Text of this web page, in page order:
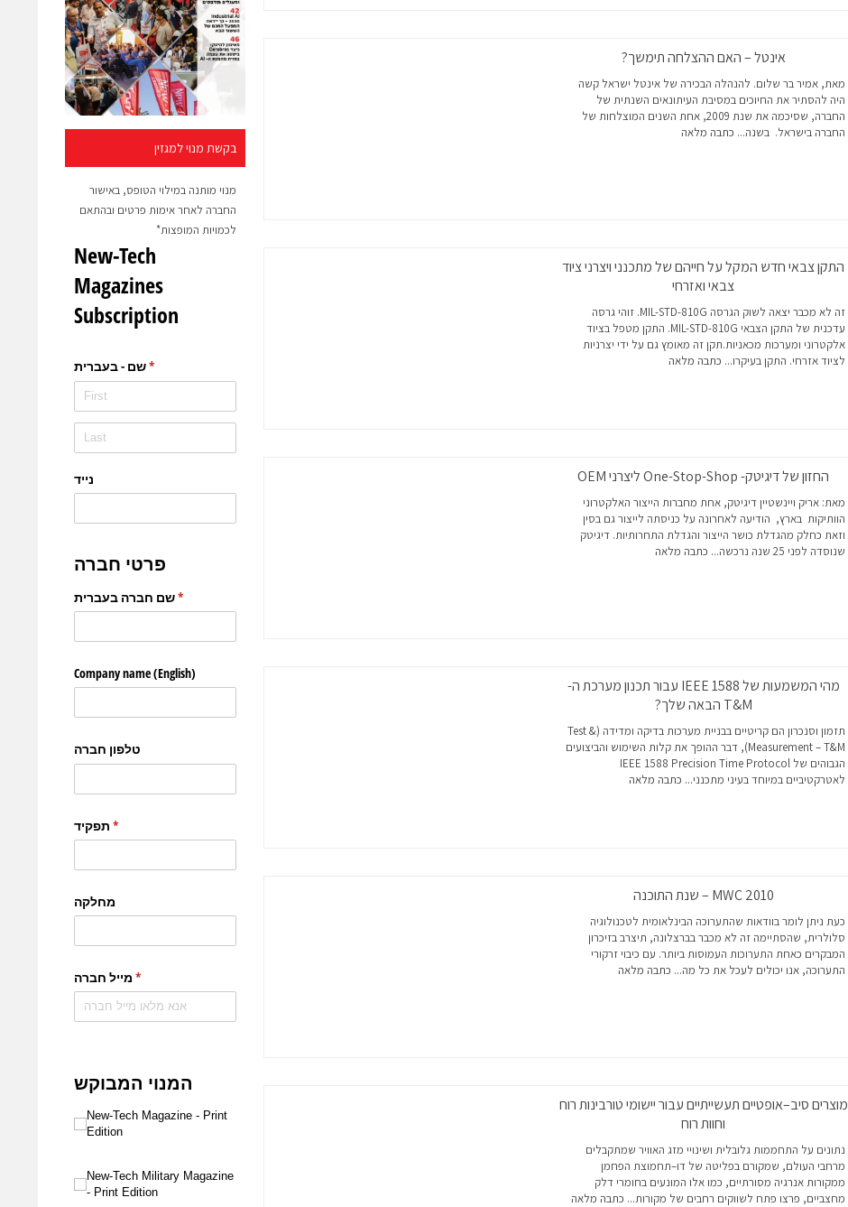
בקשת מנוי למגזין
מנוי מותנה במילוי הטופס, באישור
החברה לאחר אימות פרטים ובהתאם
לכמויות המופצות*
אינטל – האם ההצלחה תימשך?
מאת, אמיר בר שלום. להנהלה הבכירה של אינטל ישראל קשה
היה להסתיר את החיוכים במסיבת העיתונאים השנתית של
החברה, שסיכמה את שנת 2009, אחת השנים המוצלחות של
החברה בישראל. בשנה... כתבה מלאה
התקן צבאי חדש המקל על חייהם של מתכנני ויצרני ציוד
צבאי ואזרחי
זה לא מכבר יצאה לשוק הגרסה MIL-STD-810G. זוהי גרסה
עדכנית של התקן הצבאי MIL-STD-810G. התקן מטפל בציוד
אלקטרוני ומערכות מכאניות.תקן זה מאומץ גם על ידי יצרניות
לציוד אזרחי. התקן בעיקרו... כתבה מלאה
החזון של דיגיטק- One-Stop-Shop ליצרני OEM
מאת: אריק ויינשטיין דיגיטק, אחת מחברות הייצור האלקטרוני
הוותיקות בארץ, הודיעה לאחרונה על כניסתה לייצור גם בסין
וזאת כחלק מהגדלת כושר הייצור והגדלת התחרותיות. דיגיטק
שנוסדה לפני 25 שנה נרכשה...
כתבה מלאה
מהי המשמעות של IEEE 1588 עבור תכנון מערכת ה-
T&M הבאה שלך?
תזמון וסנכרון הם קריטיים בבניית מערכות בדיקה ומדידה (Test &
Measurement – T&M), דבר ההופך את קלות השימוש והביצועים
הגבוהים של IEEE 1588 Precision Time Protocol
לאטרקטיביים במיוחד בעיני מתכנני... כתבה מלאה
MWC 2010 – שנת התוכנה
כעת ניתן לומר בוודאות שהתערוכה הבינלאומית לטכנולוגיה
סלולרית, שהסתיימה זה לא מכבר בברצלונה, תיצרב בזיכרון
המבקרים כאחת התערוכות העמוסות ביותר. עם כיבוי זרקורי
התערוכה, אנו יכולים לעכל את כל מה... כתבה מלאה
מוצרים סיב–אופטיים תעשייתיים עבור יישומי טורבינות רוח
וחוות רוח
נתונים על התחממות גלובלית ושינויי מזג האוויר שמתקבלים
מרחבי העולם, שמקורם בפליטה של דו–תחמוצת הפחמן
ממקורות אנרגיה מסורתיים, כמו אלו המונעים בחומרי דלק
מחצביים, פרצו פתח לשווקים רחבים של מקורות... כתבה מלאה